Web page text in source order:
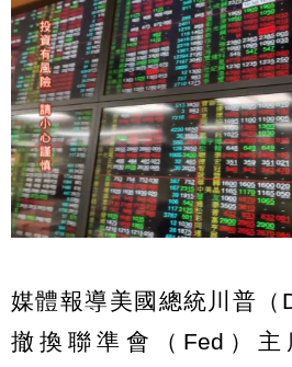
媒體報導美國總統川普（
撤換聯準會（Fed）主